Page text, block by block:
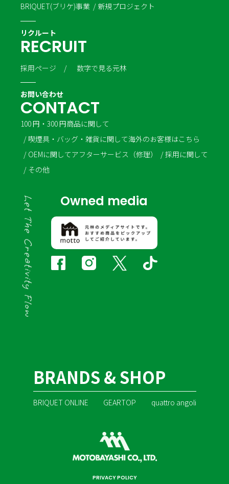
BRIQUET(ブリケ)事業
新規プロジェクト
リクルート
RECRUIT
採用ページ 数字で見る元林
お問い合わせ
CONTACT
100 円・300 円商品に関して
喫煙具・バッグ・雑貨に関して海外のお客様はこちら
OEMに関してアフターサービス（修理）
採用に関して
その他
Owned media
BRANDS & SHOP
BRIQUET ONLINE GEARTOP quattro angoli
PRIVACY POLICY